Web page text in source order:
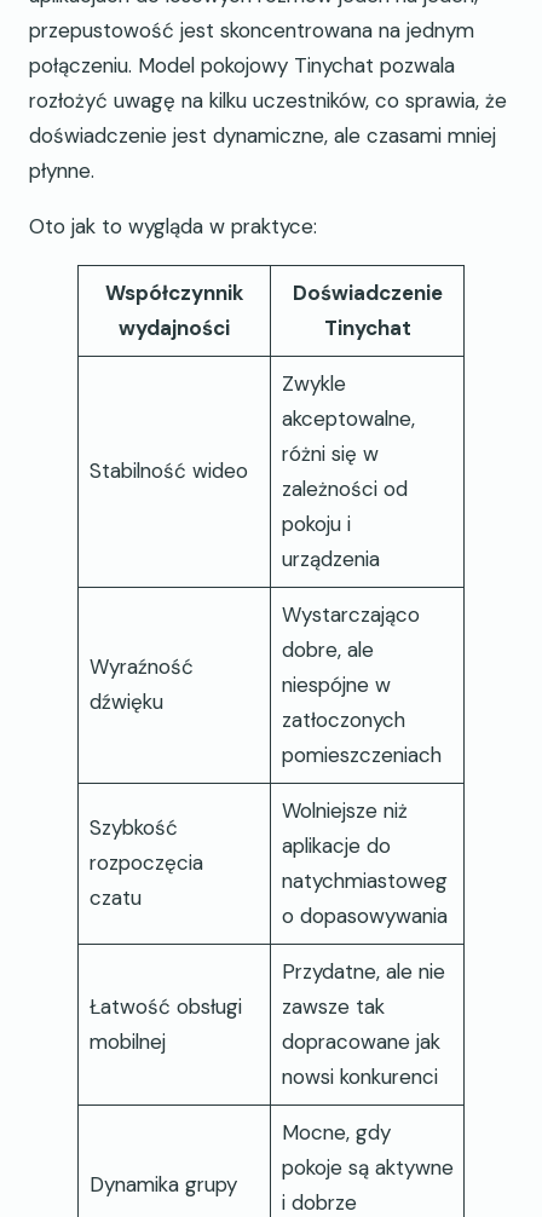
przepustowość jest skoncentrowana na jednym
połączeniu. Model pokojowy Tinychat pozwala
rozłożyć uwagę na kilku uczestników, co sprawia, że
doświadczenie jest dynamiczne, ale czasami mniej
płynne.
Oto jak to wygląda w praktyce:
Współczynnik
wydajności
Doświadczenie
Tinychat
Stabilność wideo
Zwykle
akceptowalne,
różni się w
zależności od
pokoju i
urządzenia
Wyraźność
dźwięku
Wystarczająco
dobre, ale
niespójne w
zatłoczonych
pomieszczeniach
Szybkość
rozpoczęcia
czatu
Wolniejsze niż
aplikacje do
natychmiastoweg
o dopasowywania
Łatwość obsługi
mobilnej
Przydatne, ale nie
zawsze tak
dopracowane jak
nowsi konkurenci
Dynamika grupy
Mocne, gdy
pokoje są aktywne
i dobrze